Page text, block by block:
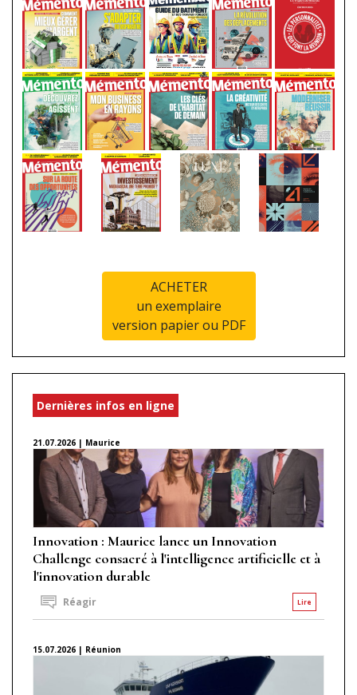
ACHETER
un exemplaire
version papier ou PDF
Dernières infos en ligne
21.07.2026 | Maurice
Innovation : Maurice lance un Innovation
Challenge consacré à l'intelligence artificielle et à
l'innovation durable
Lire
Réagir
15.07.2026 | Réunion